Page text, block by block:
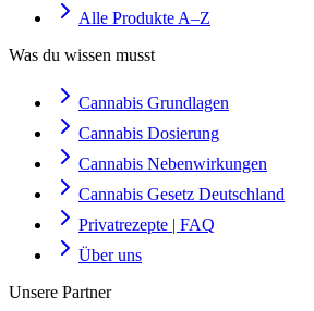
Alle Produkte A–Z
Was du wissen musst
Cannabis Grundlagen
Cannabis Dosierung
Cannabis Nebenwirkungen
Cannabis Gesetz Deutschland
Privatrezepte | FAQ
Über uns
Unsere Partner